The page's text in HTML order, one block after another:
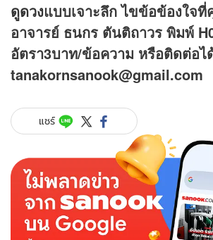
ดูดวงแบบเจาะลึก ไขข้อข้องใจ
อาจารย์ ธนกร ตันติถาวร พิมพ์
อัตรา3บาท/ข้อความ หรือติดต่อไ
tanakornsanook@gmail.com
แชร์